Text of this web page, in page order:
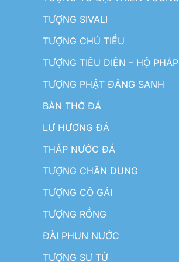
TƯỢNG SIVALI
TƯỢNG CHÚ TIỂU
TƯỢNG TIÊU DIỆN – HỘ PHÁP
TƯỢNG PHẬT ĐẢNG SANH
BÀN THỜ ĐÁ
LƯ HƯƠNG ĐÁ
THÁP NƯỚC ĐÁ
TƯỢNG CHÂN DUNG
TƯỢNG CÔ GÁI
TƯỢNG RỒNG
ĐÀI PHUN NƯỚC
TƯỢNG SƯ TỬ